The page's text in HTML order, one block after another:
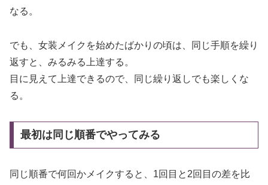
なる。
でも、女装メイクを始めたばかりの頃は、同じ手順を繰り
返すと、みるみる上達する。
目に見えて上達できるので、同じ繰り返しでも楽しくな
る。
最初は同じ順番でやってみる
同じ順番で何回かメイクすると、1回目と2回目の差を比